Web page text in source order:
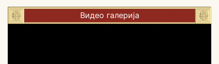
Видео галерија